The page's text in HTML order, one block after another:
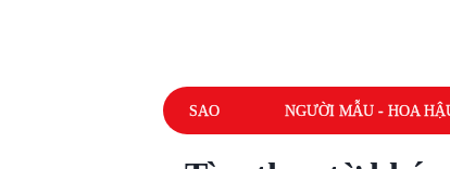
SAO NGƯỜI MẪU - HOA